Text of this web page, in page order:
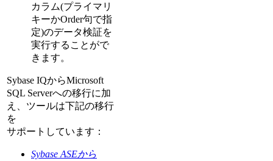
カラム(プライマリ
キーかOrder句で指
定)のデータ検証を
実行することがで
きます。
Sybase IQからMicrosoft
SQL Serverへの移行に加
え、ツールは下記の移行
を
サポートしています：
Sybase ASEから